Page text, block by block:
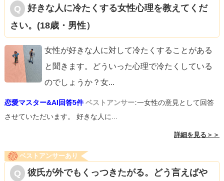
好きな人に冷たくする女性心理を教えてくだ
さい。(18歳・男性）
女性が好きな人に対して冷たくすることがある
と聞きます。どういった心理で冷たくしている
のでしょうか？女...
恋愛マスター&AI回答5件 ベストアンサー:一女性の意見として回答
させていただいます。 好きな人に...
詳細を見る＞＞
ベストアンサーあり
彼氏が外でもくっつきたがる。どう言えばや